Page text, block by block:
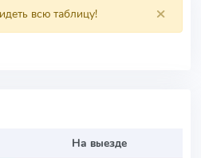
×
всю таблицу!
На выезде